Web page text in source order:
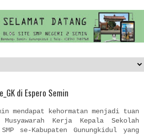
di Espero Semin
mendapat kehormatan menjadi tuan
Kerja Kepala Sekolah
se-Kabupaten Gunungkidul yang